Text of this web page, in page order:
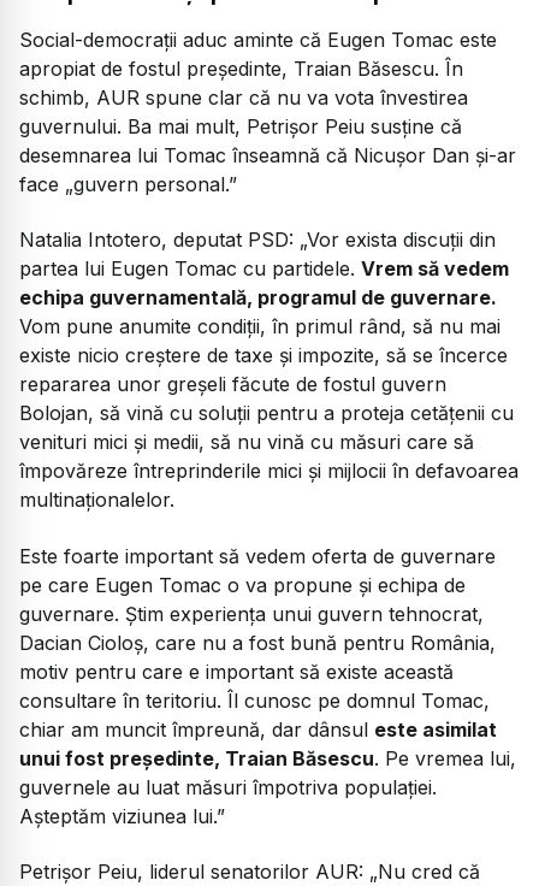
Social-democrații aduc aminte că Eugen Tomac este
apropiat de fostul președinte, Traian Băsescu. În
schimb, AUR spune clar că nu va vota învestirea
guvernului. Ba mai mult, Petrișor Peiu susține că
desemnarea lui Tomac înseamnă că Nicușor Dan și-ar
face „guvern personal.”
Natalia Intotero, deputat PSD: „Vor exista discuții din
partea lui Eugen Tomac cu partidele. Vrem să vedem
echipa guvernamentală, programul de guvernare.
Vom pune anumite condiții, în primul rând, să nu mai
existe nicio creștere de taxe și impozite, să se încerce
repararea unor greșeli făcute de fostul guvern
Bolojan, să vină cu soluții pentru a proteja cetățenii cu
venituri mici și medii, să nu vină cu măsuri care să
împovăreze întreprinderile mici și mijlocii în defavoarea
multinaționalelor.
Este foarte important să vedem oferta de guvernare
pe care Eugen Tomac o va propune și echipa de
guvernare. Știm experiența unui guvern tehnocrat,
Dacian Cioloș, care nu a fost bună pentru România,
motiv pentru care e important să existe această
consultare în teritoriu. Îl cunosc pe domnul Tomac,
chiar am muncit împreună, dar dânsul este asimilat
unui fost președinte, Traian Băsescu. Pe vremea lui,
guvernele au luat măsuri împotriva populației.
Așteptăm viziunea lui.”
Petrișor Peiu, liderul senatorilor AUR: „Nu cred că